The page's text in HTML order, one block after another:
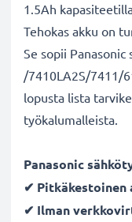
1.5Ah
Tehokas akku on
Se sopii
/7410LA2S/7411/
lopusta lista
työkalumalleista.
Panasonic
✔ Pitkäkestoinen
✔ Ilman